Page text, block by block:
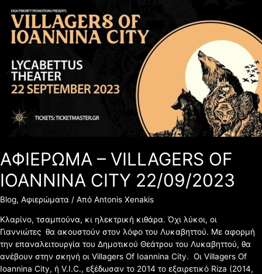
ΑΦΙΕΡΩΜΑ – VILLAGERS OF
IOANNINA CITY 22/09/2023
Blog, Αφιερώματα / Από Antonis Xenakis
Κλαρίνο, τσαμπούνα, κι ηλεκτρική κιθάρα. Όχι λύκοι, οι
Γιαννιώτες θα ακουστούν στον λόφο του Λυκαβηττού. Με αφορμή
την επαναλειτουργία του Δημοτικού Θεάτρου του Λυκαβηττού, θα
ανέβουν στην σκηνή οι Villagers Of Ioannina City. Οι Villagers Of
Ioannina City, ή V.I.C., εξέδωσαν το 2014 το εξαιρετικό Riza (2014,
VILLAGERS
CITY
22/09/2023